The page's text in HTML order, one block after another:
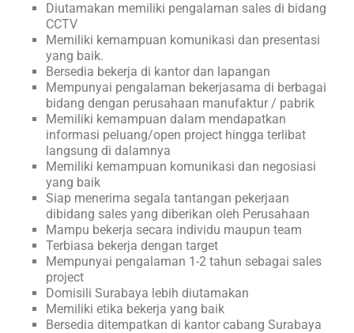
Diutamakan memiliki pengalaman sales di bidang
CCTV
Memiliki kemampuan komunikasi dan presentasi
yang baik.
Bersedia bekerja di kantor dan lapangan
Mempunyai pengalaman bekerjasama di berbagai
bidang dengan perusahaan manufaktur / pabrik
Memiliki kemampuan dalam mendapatkan
informasi peluang/open project hingga terlibat
langsung di dalamnya
Memiliki kemampuan komunikasi dan negosiasi
yang baik
Siap menerima segala tantangan pekerjaan
dibidang sales yang diberikan oleh Perusahaan
Mampu bekerja secara individu maupun team
Terbiasa bekerja dengan target
Mempunyai pengalaman 1-2 tahun sebagai sales
project
Domisili Surabaya lebih diutamakan
Memiliki etika bekerja yang baik
Bersedia ditempatkan di kantor cabang Surabaya